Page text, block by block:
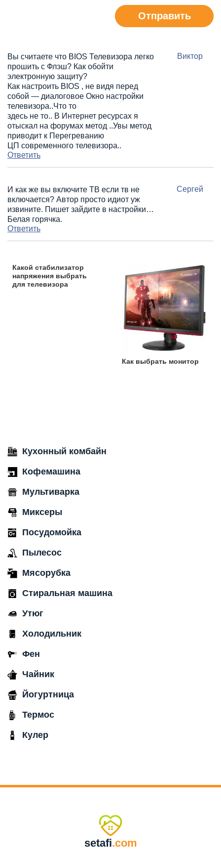
Отправить
Вы считаете что BIOS Телевизора легко
прошить с Флэш? Как обойти
электронную защиту?
Как настроить BIOS , не видя перед
собой — диалоговое Окно настройки
телевизора..Что то
здесь не то.. В Интернет ресурсах я
отыскал на форумах метод ..Увы метод
приводит к Перегреванию
ЦП современного телевизора..
Виктор
Ответить
И как же вы включите ТВ если тв не
включается? Автор просто идиот уж
извините. Пишет зайдите в настройки…
Белая горячка.
Сергей
Ответить
Какой стабилизатор
напряжения выбрать
для телевизора
Как выбрать монитор
Кухонный комбайн
Кофемашина
Мультиварка
Миксеры
Посудомойка
Пылесос
Мясорубка
Стиральная машина
Утюг
Холодильник
Фен
Чайник
Йогуртница
Термос
Кулер
setafi.com